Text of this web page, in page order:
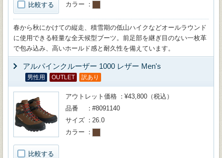
比較する
カラー
春から秋にかけての縦走、積雪期の低山ハイクなどオールラウンド
に使用できる軽量な全天候型ブーツ。前足部を継ぎ目のない一枚革
で包み込み、高いホールド感と耐久性を備えています。
アルパインクルーザー 1000 レザー Men's
男性用 OUTLET 訳あり
比較する
アウトレット価格
¥43,800（税込）
品番
#8091140
サイズ
26.0
カラー